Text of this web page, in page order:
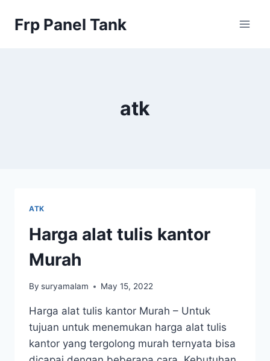
Frp Panel Tank
atk
ATK
Harga alat tulis kantor
Murah
By suryamalam May 15, 2022
Harga alat tulis kantor Murah – Untuk
tujuan untuk menemukan harga alat tulis
kantor yang tergolong murah ternyata bisa